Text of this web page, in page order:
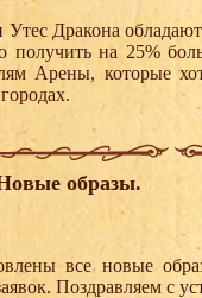
Утес Дракона
получить на 25%
Арены, которые
образы.
все новые
Поздравляем с